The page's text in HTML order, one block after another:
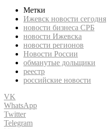
Метки
Ижевск новости сегодня
новости бизнеса СРБ
новости Ижевска
новости регионов
Новости России
обманутые дольщики
реестр
российские новости
VK
WhatsApp
Twitter
Telegram